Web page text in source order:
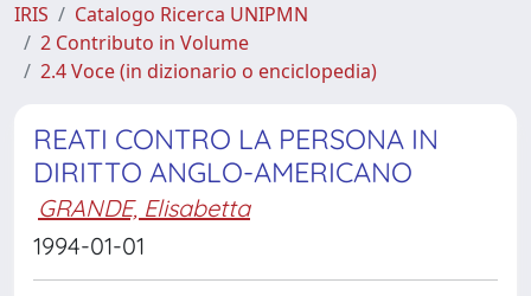
IRIS
Catalogo Ricerca UNIPMN
2 Contributo in Volume
2.4 Voce (in dizionario o enciclopedia)
REATI CONTRO LA PERSONA IN
DIRITTO ANGLO-AMERICANO
GRANDE, Elisabetta
1994-01-01